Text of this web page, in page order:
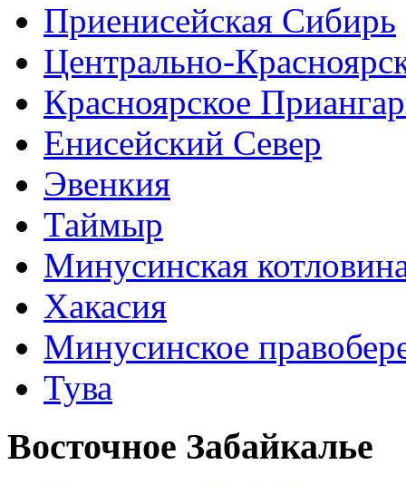
Приенисейская Сибирь
Центрально-
Красноярское
Енисейский Север
Эвенкия
Таймыр
Минусинская
Хакасия
Минусинское
Тува
Восточное Забайкалье